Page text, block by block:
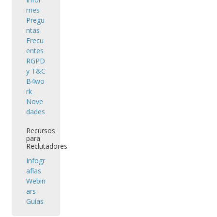
mes
Pregu
ntas
Frecu
entes
RGPD
y T&C
B4wo
rk
Nove
dades
Recursos
para
Reclutadores
Infogr
afías
Webin
ars
Guías